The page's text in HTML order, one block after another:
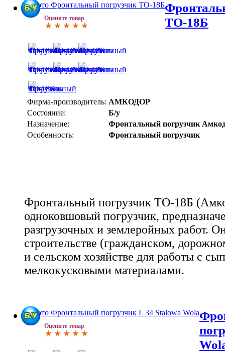
Оцените товар
ТО-18Б
Фирма-производитель: АМКОДОР
Состояние:
Б/у
Назначение:
Фронтальный погрузчик
Особенность:
Фронтальный погрузчик
Фронтальный погрузчик ТО-18Б
одноковшовый погрузчик,
разгрузочных и землеройных работ.
строительстве (гражданском,
и сельском хозяйстве для работы с
мелкокусковыми материалами.
Оцените товар